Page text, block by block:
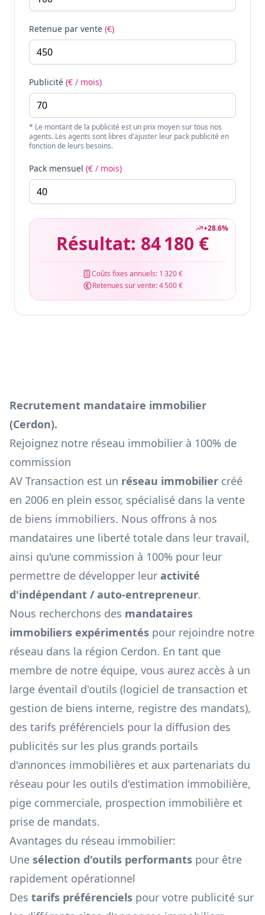
Retenue par vente (€)
Publicité (€ / mois)
* Le montant de la publicité est un prix moyen sur tous nos
agents. Les agents sont libres d'ajuster leur pack publicité en
fonction de leurs besoins.
Pack mensuel (€ / mois)
+28.6%
Résultat: 84 180 €
Coûts fixes annuels: 1 320 €
Retenues sur vente:4 500 €
Recrutement mandataire immobilier
(Cerdon).
Rejoignez notre réseau immobilier à 100% de
commission
AV Transaction est un réseau immobilier créé
en 2006 en plein essor, spécialisé dans la vente
de biens immobiliers. Nous offrons à nos
mandataires une liberté totale dans leur travail,
ainsi qu'une commission à 100% pour leur
permettre de développer leur activité
d'indépendant / auto-entrepreneur.
Nous recherchons des mandataires
immobiliers expérimentés pour rejoindre notre
réseau dans la région Cerdon. En tant que
membre de notre équipe, vous aurez accès à un
large éventail d'outils (logiciel de transaction et
gestion de biens interne, registre des mandats),
des tarifs préférenciels pour la diffusion des
publicités sur les plus grands portails
d'annonces immobilières et aux partenariats du
réseau pour les outils d'estimation immobilière,
pige commerciale, prospection immobilière et
prise de mandats.
Avantages du réseau immobilier:
Une sélection d'outils performants pour être
rapidement opérationnel
Des tarifs préférenciels pour votre publicité sur